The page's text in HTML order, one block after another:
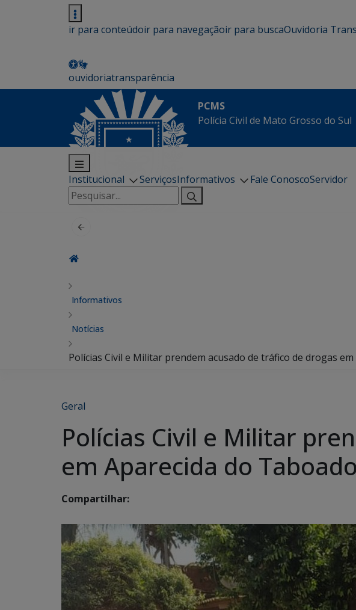
ir para conteúdoir para navegaçãoir para buscaOuvidoria
ouvidoriatransparência
PCMS
Polícia Civil de Mato Grosso do Sul
Institucional ServiçosInformativos Fale ConoscoServidor
Pesquisar
por:
Informativos
Notícias
Polícias Civil e Militar prendem acusado de tráfico de drogas
Geral
Polícias Civil e Militar
em Aparecida do Taboado
Compartilhar: